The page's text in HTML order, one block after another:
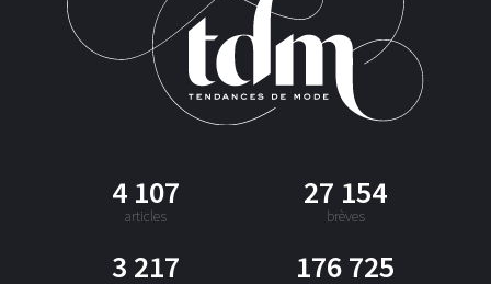
4 107
articles
27 154
brèves
3 217 176 725